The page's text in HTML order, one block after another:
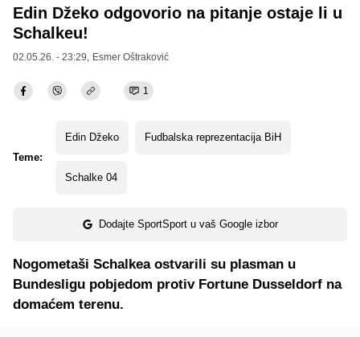
Edin Džeko odgovorio na pitanje ostaje li u
Schalkeu!
02.05.26. - 23:29, Esmer Oštraković
1
Teme:
Edin Džeko Fudbalska reprezentacija BiH
Schalke 04
Dodajte SportSport u vaš Google izbor
Nogometaši Schalkea ostvarili su plasman u
Bundesligu pobjedom protiv Fortune Dusseldorf na
domaćem terenu.